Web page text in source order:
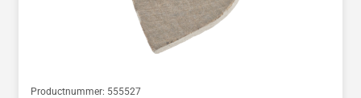
Productnummer: 555527